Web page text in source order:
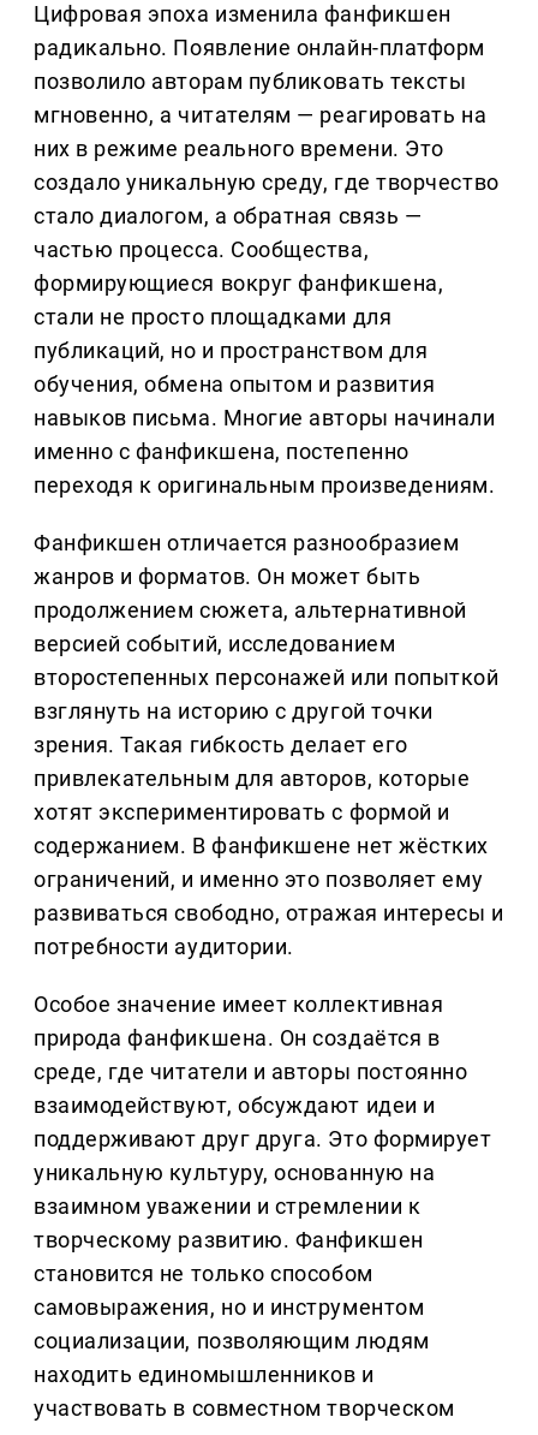
Цифровая эпоха изменила фанфикшен
радикально. Появление онлайн‑платформ
позволило авторам публиковать тексты
мгновенно, а читателям — реагировать на
них в режиме реального времени. Это
создало уникальную среду, где творчество
стало диалогом, а обратная связь —
частью процесса. Сообщества,
формирующиеся вокруг фанфикшена,
стали не просто площадками для
публикаций, но и пространством для
обучения, обмена опытом и развития
навыков письма. Многие авторы начинали
именно с фанфикшена, постепенно
переходя к оригинальным произведениям.
Фанфикшен отличается разнообразием
жанров и форматов. Он может быть
продолжением сюжета, альтернативной
версией событий, исследованием
второстепенных персонажей или попыткой
взглянуть на историю с другой точки
зрения. Такая гибкость делает его
привлекательным для авторов, которые
хотят экспериментировать с формой и
содержанием. В фанфикшене нет жёстких
ограничений, и именно это позволяет ему
развиваться свободно, отражая интересы и
потребности аудитории.
Особое значение имеет коллективная
природа фанфикшена. Он создаётся в
среде, где читатели и авторы постоянно
взаимодействуют, обсуждают идеи и
поддерживают друг друга. Это формирует
уникальную культуру, основанную на
взаимном уважении и стремлении к
творческому развитию. Фанфикшен
становится не только способом
самовыражения, но и инструментом
социализации, позволяющим людям
находить единомышленников и
участвовать в совместном творческом